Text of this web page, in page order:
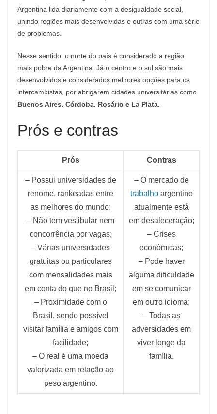
Argentina lida diariamente com a desigualdade social,
unindo regiões mais desenvolvidas e outras com uma série
de problemas.
Nesse sentido, o norte do país é considerado a região
mais pobre da Argentina. Já o centro e o sul são mais
desenvolvidos e considerados melhores opções para os
intercambistas, por abrigarem cidades universitárias como
Buenos Aires, Córdoba, Rosário e La Plata.
Prós e contras
Prós Contras
– Possui universidades de
renome, rankeadas entre
as melhores do mundo;
– Não tem vestibular nem
concorrência por vagas;
– Várias universidades
gratuitas ou particulares
com mensalidades mais
em conta do que no Brasil;
– Proximidade com o
Brasil, sendo possível
visitar família e amigos com
facilidade;
– O real é uma moeda
valorizada em relação ao
peso argentino.
– O mercado de
trabalhoargentino
atualmente está
em desaleceração;
– Crises
econômicas;
– Pode haver
alguma dificuldade
em se comunicar
em outro idioma;
– Todas as
adversidades em
viver longe da
família.